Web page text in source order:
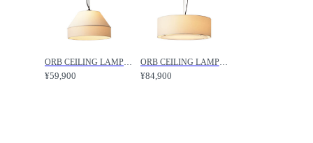
ORB CEILING LAMP 5 / オーブ シーリングランプ 5 /
¥59,900
ORB CEILING LAMP 7 / オーブ シーリングランプ 7 /
¥84,900